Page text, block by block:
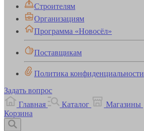
Строителям
Организациям
Программа «Новосёл»
Поставщикам
Политика конфиденциальности
Задать вопрос
Главная
Каталог Магазины
Корзина